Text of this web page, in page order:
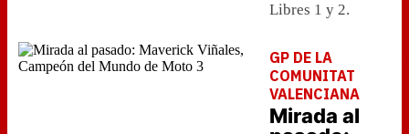
Libres 1 y 2.
GP DE LA
COMUNITAT
VALENCIANA
Mirada al